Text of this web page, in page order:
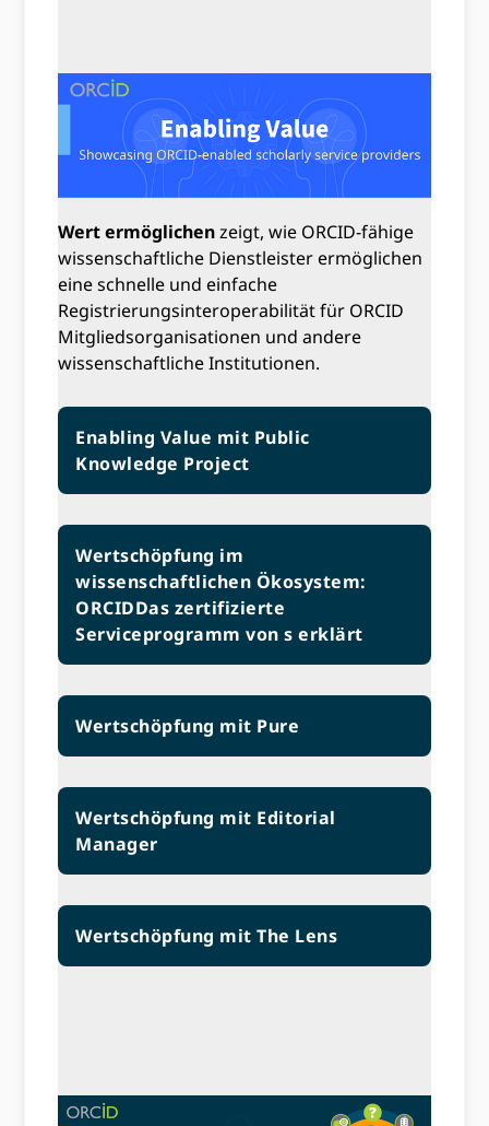
Wert ermöglichenzeigt, wie ORCID-fähige
wissenschaftliche Dienstleister ermöglichen
eine schnelle und einfache
Registrierungsinteroperabilität für ORCID
Mitgliedsorganisationen und andere
wissenschaftliche Institutionen.
Enabling Value mit Public
Knowledge Project
Wertschöpfung im
wissenschaftlichen Ökosystem:
ORCIDDas zertifizierte
Serviceprogramm von s erklärt
Wertschöpfung mit Pure
Wertschöpfung mit Editorial
Manager
Wertschöpfung mit The Lens